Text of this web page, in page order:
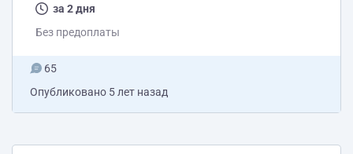
за 2 дня
Без предоплаты
65
Опубликовано 5 лет назад